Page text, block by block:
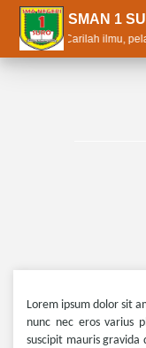
SMAN 1
ANAK Carilah ilmu,
Lorem ipsum dolor sit
nunc nec eros varius
suscipit mauris gravida